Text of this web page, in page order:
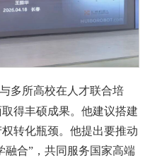
多所高校在人才联合培
得丰硕成果。他建议搭建
转化瓶颈。他提出要推动
融合”，共同服务国家高端